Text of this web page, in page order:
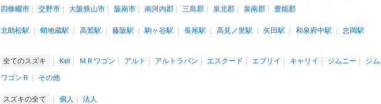
四條畷市
交野市 大阪狭山市 阪南市 南河内郡 三島郡 泉北郡 泉南郡 豊能郡
北助松駅 蛸地蔵駅 高鷲駅 藤阪駅 駒ヶ谷駅 長尾駅 高見ノ里駅 矢田駅 和泉府中駅
忠岡駅
全てのスズキ Kei ＭＲワゴン アルト アルトラパン エスクード エブリイ キャリイ ジムニー ジ
ワゴンＲ
その他
スズキの全て 個人 法人